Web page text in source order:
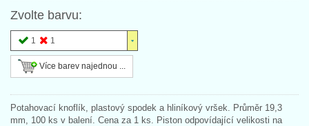
Zvolte barvu:
1 1
Více barev najednou ...
Potahovací knoflík, plastový spodek a hliníkový vršek. Průměr 19,3
mm, 100 ks v balení. Cena za 1 ks. Piston odpovídající velikosti na